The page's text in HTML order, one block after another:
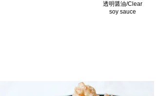
透明醤油/Clear
soy sauce